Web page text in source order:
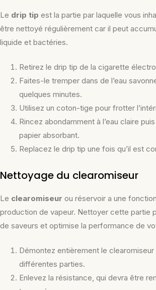
Le drip tip est la partie par laquelle vous
être nettoyé régulièrement car il peut
liquide et bactéries.
Retirez le drip tip de la cigarette
Faites-le tremper dans de l’eau
quelques minutes.
Utilisez un coton-tige pour frotter
Rincez abondamment à l’eau claire
papier absorbant.
Replacez le drip tip une fois qu’il est
Nettoyage du clearomiseur
Le clearomiseur ou réservoir a une
production de vapeur. Nettoyer cette partie
de saveurs et optimise la performance de
Démontez entièrement le
différentes parties.
Enlevez la résistance, qui devra être